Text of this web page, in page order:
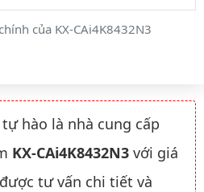
của KX-CAi4K8432N3
tự hào là nhà cung cấp
KX-CAi4K8432N3 với giá
tư vấn chi tiết và